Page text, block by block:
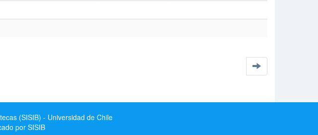
(SISIB) - Universidad de Chile
por SISIB